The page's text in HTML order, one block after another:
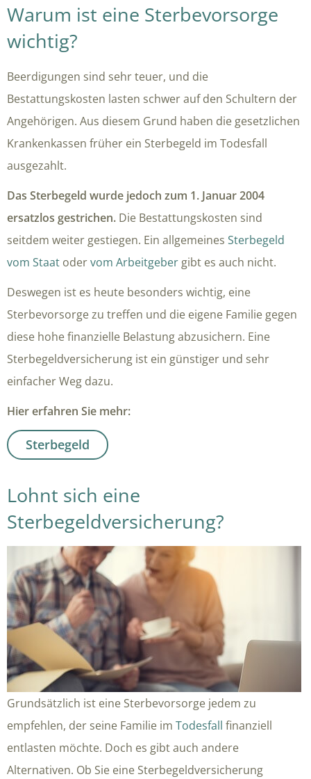
Warum ist eine Sterbevorsorge
wichtig?
Beerdigungen sind sehr teuer, und die
Bestattungskosten lasten schwer auf den Schultern der
Angehörigen. Aus diesem Grund haben die gesetzlichen
Krankenkassen früher ein Sterbegeld im Todesfall
ausgezahlt.
Das Sterbegeld wurde jedoch zum 1. Januar 2004
ersatzlos gestrichen. Die Bestattungskosten sind
seitdem weiter gestiegen. Ein allgemeines Sterbegeld
vom Staat odervom Arbeitgeber gibt es auch nicht.
Deswegen ist es heute besonders wichtig, eine
Sterbevorsorge zu treffen und die eigene Familie gegen
diese hohe finanzielle Belastung abzusichern. Eine
Sterbegeldversicherung ist ein günstiger und sehr
einfacher Weg dazu.
Hier erfahren Sie mehr:
Sterbegeld
Lohnt sich eine
Sterbegeldversicherung?
Grundsätzlich ist eine Sterbevorsorge jedem zu
empfehlen, der seine Familie im Todesfall finanziell
entlasten möchte. Doch es gibt auch andere
Alternativen. Ob Sie eine Sterbegeldversicherung